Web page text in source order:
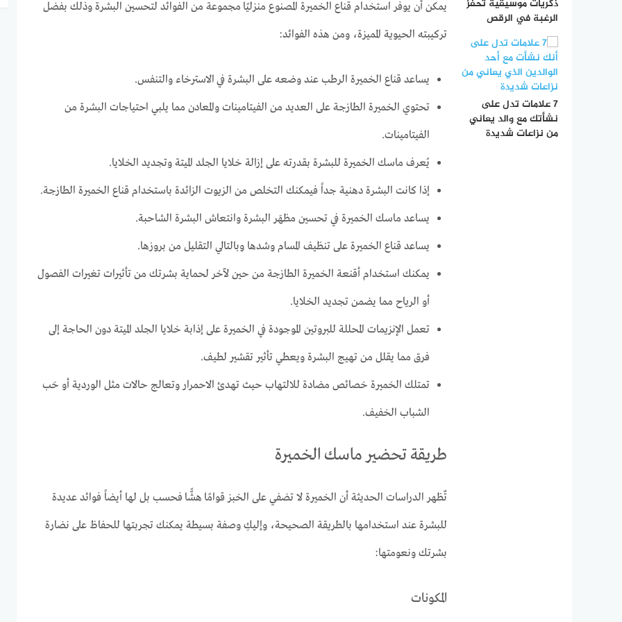
ذكريات موسيقية تحفز
الرغبة في الرقص
7 علامات تدل على
نشأتك مع والد يعاني
من نزاعات شديدة
يمكن أن يوفر استخدام قناع الخميرة المصنوع منزليًا مجموعة من الفوائد لتحسين البشرة وذلك بفضل
تركيبته الحيوية المميزة، ومن هذه الفوائد:
يساعد قناع الخميرة الرطب عند وضعه على البشرة في الاسترخاء والتنفس.
تحتوي الخميرة الطازجة على العديد من الفيتامينات والمعادن مما يلبي احتياجات البشرة من
الفيتامينات.
يُعرف ماسك الخميرة للبشرة بقدرته على إزالة خلايا الجلد الميتة وتجديد الخلايا.
إذا كانت البشرة دهنية جداً فيمكنك التخلص من الزيوت الزائدة باستخدام قناع الخميرة الطازجة.
يساعد ماسك الخميرة في تحسين مظهَر البشرة وانتعاش البشرة الشاحبة.
يساعد قناع الخميرة على تنظيف المسام وشدها وبالتالي التقليل من بروزها.
يمكنك استخدام أقنعة الخميرة الطازجة من حين لآخر لحماية بشرتك من تأثيرات تغيرات الفصول
أو الرياح مما يضمن تجديد الخلايا.
تعمل الإنزيمات المحللة للبروتين الموجودة في الخميرة على إذابة خلايا الجلد الميتة دون الحاجة إلى
فرق مما يقلل من تهيج البشرة ويعطي تأثير تقشير لطيف.
تمتلك الخميرة خصائص مضادة للالتهاب حيث تهدئ الاحمرار وتعالج حالات مثل الوردية أو حَب
الشباب الخفيف.
طريقة تحضير ماسك الخميرة
تٌظهر الدراسات الحديثة أن الخميرة لا تضفي على الخبز قوامًا هشًّا فحسب بل لها أيضاً فوائد عديدة
للبشرة عند استخدامها بالطريقة الصحيحة، وإليكِ وصفة بسيطة يمكنك تجربتها للحفاظ على نضارة
بشرتك ونعومتها:
المكونات